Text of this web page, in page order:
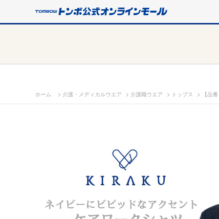
ホーム > 介護・メディカルウエア > 介護職ウエア > トップス > 【品